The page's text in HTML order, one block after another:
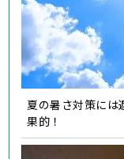
夏の暑さ対策には
果的！